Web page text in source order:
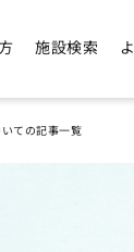
施設検索
ての記事一覧